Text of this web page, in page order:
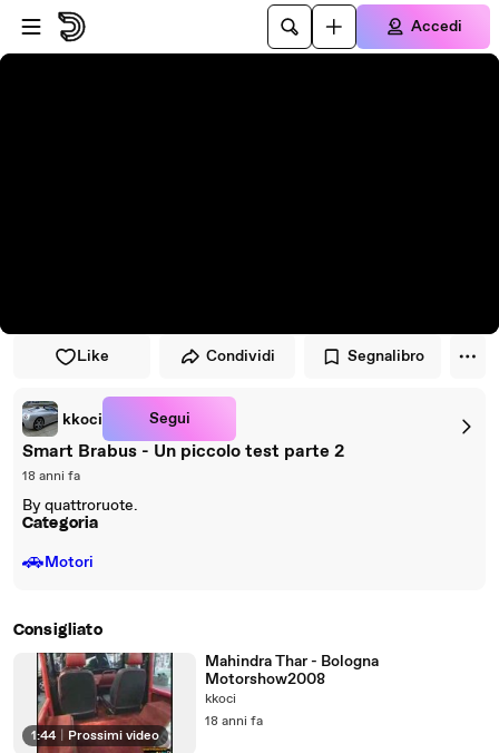
Vai al lettore
Passa al contenuto principale
Accedi
Like Condividi Segnalibro
kkoci Segui
Smart Brabus - Un piccolo test parte 2
18 anni fa
By quattroruote.
Categoria
🚗Motori
Consigliato
1:44 Prossimi video
Mahindra Thar - Bologna
Motorshow2008
kkoci
18 anni fa